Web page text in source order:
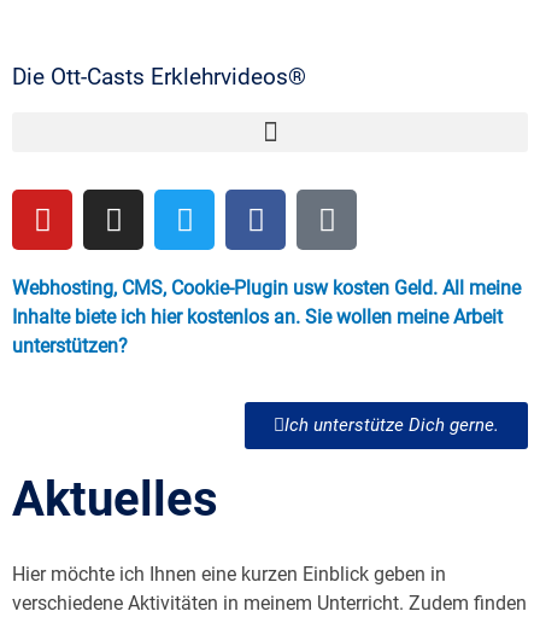
Die Ott-Casts Erklehrvideos®
Webhosting, CMS, Cookie-Plugin usw kosten Geld. All meine
Inhalte biete ich hier kostenlos an. Sie wollen meine Arbeit
unterstützen?
Ich unterstütze Dich gerne.
Aktuelles
Hier möchte ich Ihnen eine kurzen Einblick geben in
verschiedene Aktivitäten in meinem Unterricht. Zudem finden